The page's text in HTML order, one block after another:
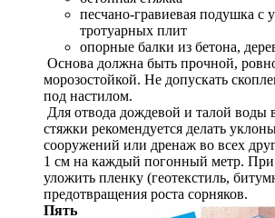
песчано-гравиевая подушка с
тротуарных плит
опорные балки из бетона,
Основа должна быть прочной,
морозостойкой. Не допускать
под настилом.
Для отвода дождевой и талой воды
стяжки рекомендуется делать
сооружений или дренаж во всех
1 см на каждый погонный метр. При
уложить пленку (геотекстиль,
предотвращения роста сорняков.
Пять